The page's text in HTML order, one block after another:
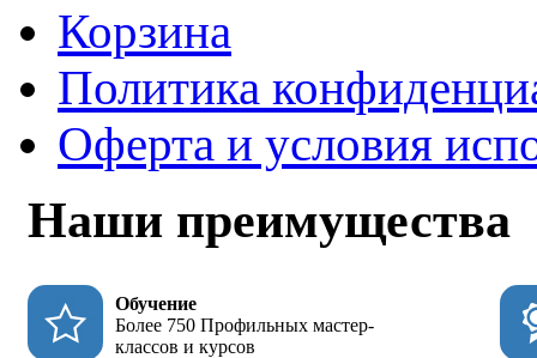
Корзина
Политика
Оферта и условия
Наши преимущества
Обучение
Более 750 Профильных мастер-
классов и курсов